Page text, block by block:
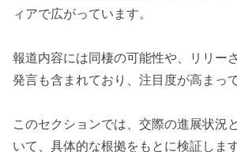
ィアで広がっています。
報道内容には同棲の可能性や、リリー
発言も含まれており、注目度が高まっ
このセクションでは、交際の進展状況
いて、具体的な根拠をもとに検証します